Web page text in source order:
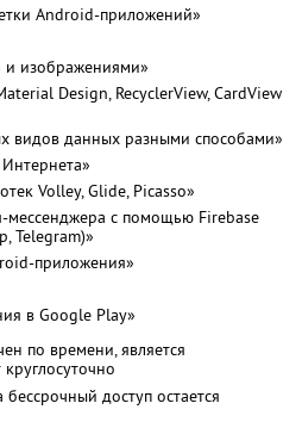
Android-приложений»
и изображениями»
Design, RecyclerView, CardView
видов данных разными способами»
Volley, Glide, Picasso»
мессенджера с помощью Firebase
Telegram)»
приложения»
в Google Play»
по времени, является
доступ остается